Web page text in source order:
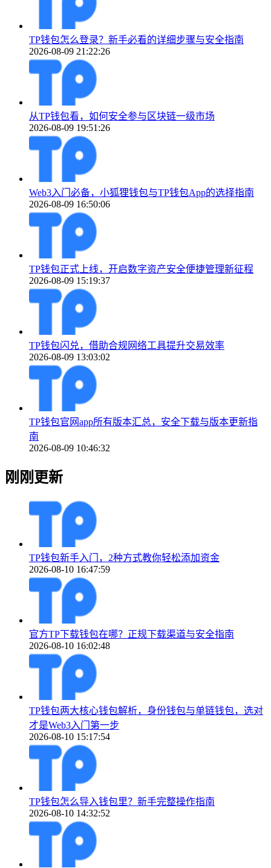
TP钱包怎么登录？新手必看的详细步骤与安全指南
2026-08-09 21:22:26
从TP钱包看，如何安全参与区块链一级市场
2026-08-09 19:51:26
Web3入门必备，小狐狸钱包与TP钱包App的选择指南
2026-08-09 16:50:06
TP钱包正式上线，开启数字资产安全便捷管理新征程
2026-08-09 15:19:37
TP钱包闪兑，借助合规网络工具提升交易效率
2026-08-09 13:03:02
TP钱包官网app所有版本汇总，安全下载与版本更新指
南
2026-08-09 10:46:32
刚刚更新
TP钱包新手入门，2种方式教你轻松添加资金
2026-08-10 16:47:59
官方TP下载钱包在哪？正规下载渠道与安全指南
2026-08-10 16:02:48
TP钱包两大核心钱包解析，身份钱包与单链钱包，选对
才是Web3入门第一步
2026-08-10 15:17:54
TP钱包怎么导入钱包里？新手完整操作指南
2026-08-10 14:32:52